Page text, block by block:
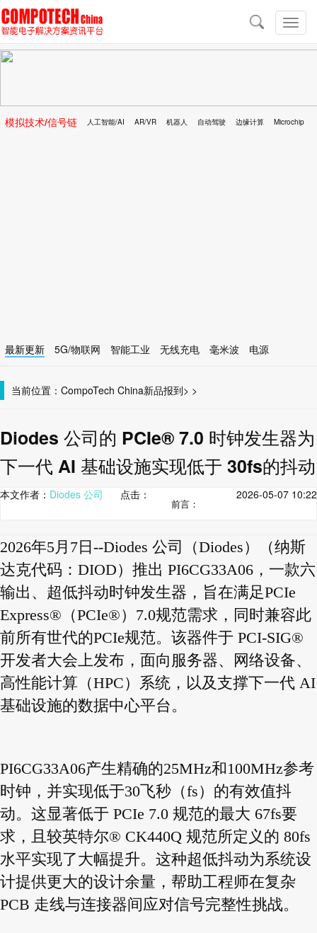
切
换
导
导
航
模拟技术/信号链 人工智能/AI AR/VR 机器人 自动驾驶 边缘计算 Microchip
最新更新 5G/物联网 智能工业 无线充电 毫米波
电源
当前位置： CompoTech China >
新品报到 >
Diodes 公司的 PCIe® 7.0 时钟发生器为
下一代 AI 基础设施实现低于 30fs的抖动
本文作者： Diodes 公司 点击： 2026-05-07 10:22
前言：
2026年5月7日--Diodes 公司（Diodes）（纳斯
达克代码：DIOD）推出 PI6CG33A06，一款六
输出、超低抖动时钟发生器，旨在满足PCIe
Express®（PCIe®）7.0规范需求，同时兼容此
前所有世代的PCIe规范。该器件于 PCI-SIG®
开发者大会上发布，面向服务器、网络设备、
高性能计算（HPC）系统，以及支撑下一代 AI
基础设施的数据中心平台。
PI6CG33A06产生精确的25MHz和100MHz参考
时钟，并实现低于30飞秒（fs）的有效值抖
动。这显著低于 PCIe 7.0 规范的最大 67fs要
求，且较英特尔® CK440Q 规范所定义的 80fs
水平实现了大幅提升。这种超低抖动为系统设
计提供更大的设计余量，帮助工程师在复杂
PCB 走线与连接器间应对信号完整性挑战。